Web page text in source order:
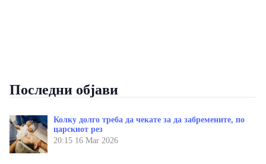
Последни објави
Колку долго треба да чекате за да забремените, по
царскиот рез
20:15 16 Mar 2026